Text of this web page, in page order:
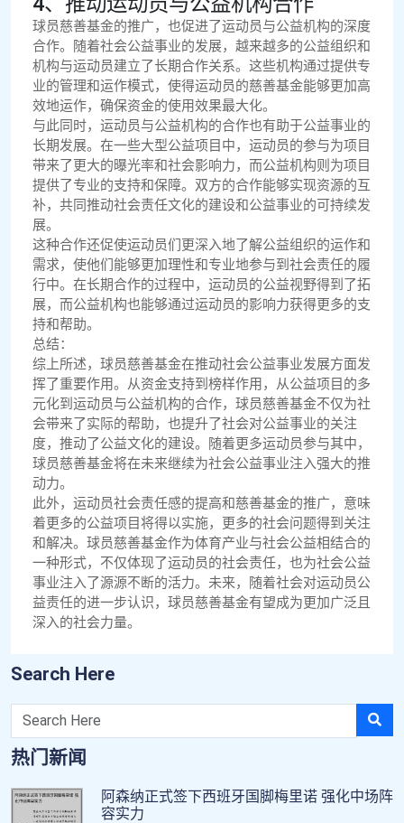
球员慈善基金的推广，也促进了运动员与公益机构的深度
合作。随着社会公益事业的发展，越来越多的公益组织和
机构与运动员建立了长期合作关系。这些机构通过提供专
业的管理和运作模式，使得运动员的慈善基金能够更加高
效地运作，确保资金的使用效果最大化。
与此同时，运动员与公益机构的合作也有助于公益事业的
长期发展。在一些大型公益项目中，运动员的参与为项目
带来了更大的曝光率和社会影响力，而公益机构则为项目
提供了专业的支持和保障。双方的合作能够实现资源的互
补，共同推动社会责任文化的建设和公益事业的可持续发
展。
这种合作还促使运动员们更深入地了解公益组织的运作和
需求，使他们能够更加理性和专业地参与到社会责任的履
行中。在长期合作的过程中，运动员的公益视野得到了拓
展，而公益机构也能够通过运动员的影响力获得更多的支
持和帮助。
总结：
综上所述，球员慈善基金在推动社会公益事业发展方面发
挥了重要作用。从资金支持到榜样作用，从公益项目的多
元化到运动员与公益机构的合作，球员慈善基金不仅为社
会带来了实际的帮助，也提升了社会对公益事业的关注
度，推动了公益文化的建设。随着更多运动员参与其中，
球员慈善基金将在未来继续为社会公益事业注入强大的推
动力。
此外，运动员社会责任感的提高和慈善基金的推广，意味
着更多的公益项目将得以实施，更多的社会问题得到关注
和解决。球员慈善基金作为体育产业与社会公益相结合的
一种形式，不仅体现了运动员的社会责任，也为社会公益
事业注入了源源不断的活力。未来，随着社会对运动员公
益责任的进一步认识，球员慈善基金有望成为更加广泛且
深入的社会力量。
Search Here
热门新闻
阿森纳正式签下西班牙国脚梅里诺 强化中场阵
容实力